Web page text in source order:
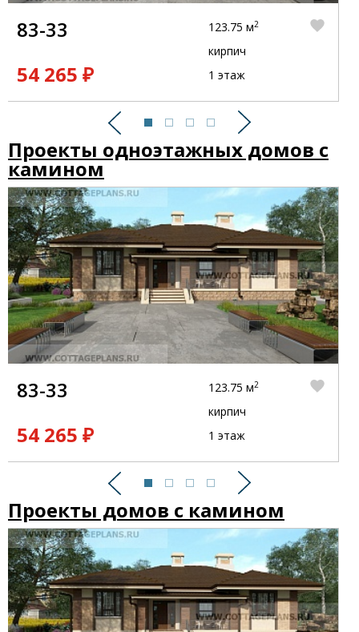
Предыдущий Следующий
83-33
54 265 ₽
123.75 м2
кирпич
1 этаж
Проекты одноэтажных домов с
камином
Предыдущий Следующий
83-33
54 265 ₽
123.75 м2
кирпич
1 этаж
Проекты домов с камином